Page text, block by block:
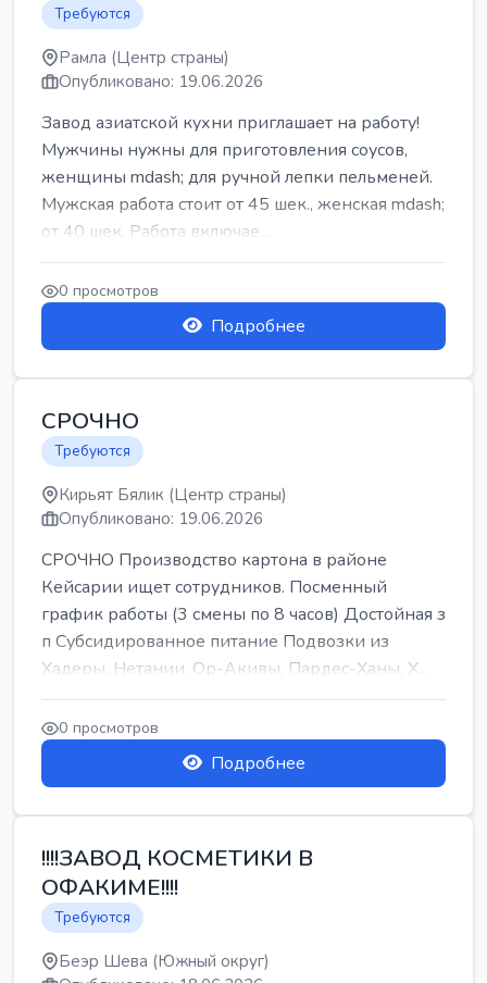
Требуются
Рамла (Центр страны)
Опубликовано: 19.06.2026
Завод азиатской кухни приглашает на работу!
Мужчины нужны для приготовления соусов,
женщины mdash; для ручной лепки пельменей.
Мужская работа стоит от 45 шек., женская mdash;
от 40 шек. Работа включае...
0 просмотров
Подробнее
СРОЧНО
Требуются
Кирьят Бялик (Центр страны)
Опубликовано: 19.06.2026
СРОЧНО Производство картона в районе
Кейсарии ищет сотрудников. Посменный
график работы (3 смены по 8 часов) Достойная з
п Субсидированное питание Подвозки из
Хадеры, Нетании, Ор-Акивы, Пардес-Ханы, Х...
0 просмотров
Подробнее
!!!!ЗАВОД КОСМЕТИКИ В
ОФАКИМЕ!!!!
Требуются
Беэр Шева (Южный округ)